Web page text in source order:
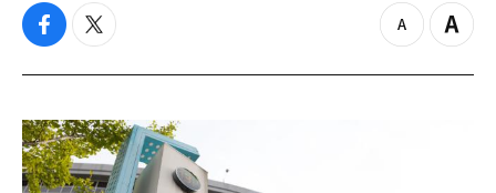
f
c
b
o
o
k
t
i
t
e
r
z
o
Z
o